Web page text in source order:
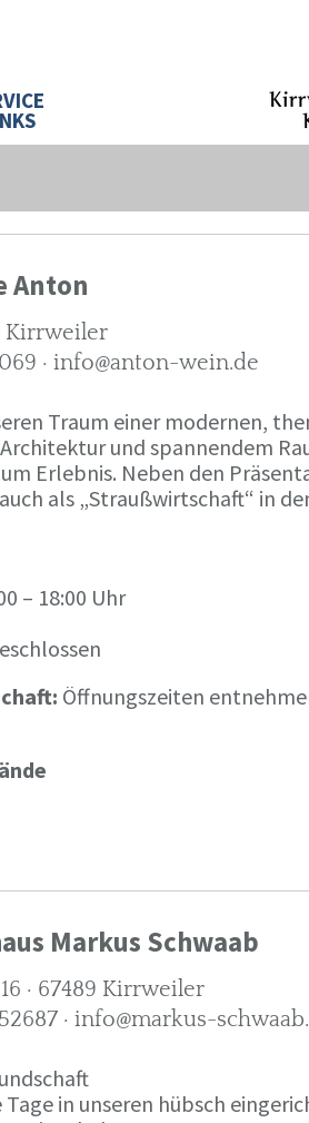
Anton
Kirrweiler
· info@anton-wein.de
Traum einer modernen,
und spannendem
Erlebnis. Neben den
als „Straußwirtschaft“ in
– 18:00 Uhr
Öffnungszeiten
Markus Schwaab
· 67489 Kirrweiler
· info@markus-
in unseren hübsch